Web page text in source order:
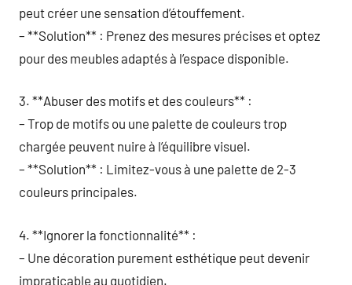
peut créer une sensation d’étouffement.
– **Solution** : Prenez des mesures précises et optez
pour des meubles adaptés à l’espace disponible.
3. **Abuser des motifs et des couleurs** :
– Trop de motifs ou une palette de couleurs trop
chargée peuvent nuire à l’équilibre visuel.
– **Solution** : Limitez-vous à une palette de 2-3
couleurs principales.
4. **Ignorer la fonctionnalité** :
– Une décoration purement esthétique peut devenir
impraticable au quotidien.